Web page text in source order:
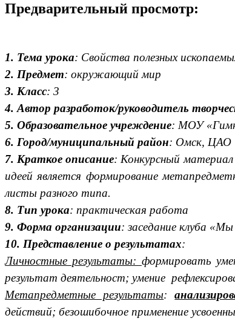
Предварительный просмотр:
1. Тема урока: Свойства полезных
2. Предмет: окружающий мир
3. Класс: 3
4. Автор разработок/руководитель
5. Образовательное учреждение: МОУ
6. Город/муниципальный район: Омск, ЦАО
7. Краткое описание: Конкурсный
идеей является формирование
листы разного типа.
8. Тип урока: практическая работа
9. Форма организации: заседание клуба
10. Представление о результатах:
Личностные результаты: формировать
результат деятельност; умение
Метапредметные результаты:
действий; безошибочное применение